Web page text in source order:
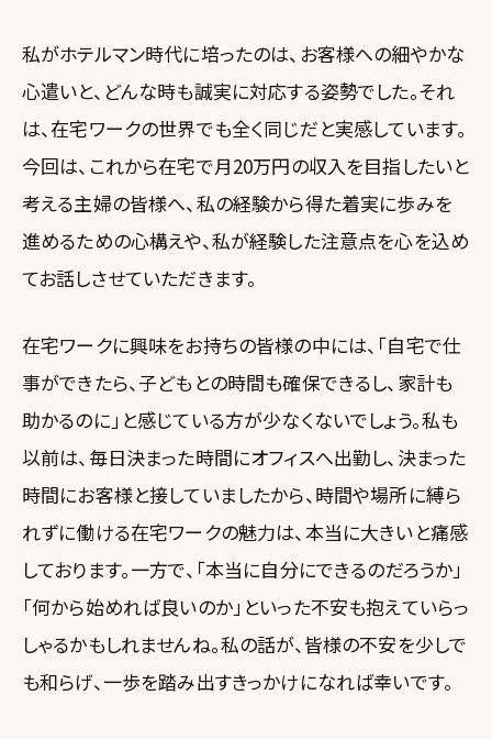
私がホテルマン時代に培ったのは、お客様への細やかな
心遣いと、どんな時も誠実に対応する姿勢でした。それ
は、在宅ワークの世界でも全く同じだと実感しています。
今回は、これから在宅で月20万円の収入を目指したいと
考える主婦の皆様へ、私の経験から得た着実に歩みを
進めるための心構えや、私が経験した注意点を心を込め
てお話しさせていただきます。
在宅ワークに興味をお持ちの皆様の中には、「自宅で仕
事ができたら、子どもとの時間も確保できるし、家計も
助かるのに」と感じている方が少なくないでしょう。私も
以前は、毎日決まった時間にオフィスへ出勤し、決まった
時間にお客様と接していましたから、時間や場所に縛ら
れずに働ける在宅ワークの魅力は、本当に大きいと痛感
しております。一方で、「本当に自分にできるのだろうか」
「何から始めれば良いのか」といった不安も抱えていらっ
しゃるかもしれませんね。私の話が、皆様の不安を少しで
も和らげ、一歩を踏み出すきっかけになれば幸いです。